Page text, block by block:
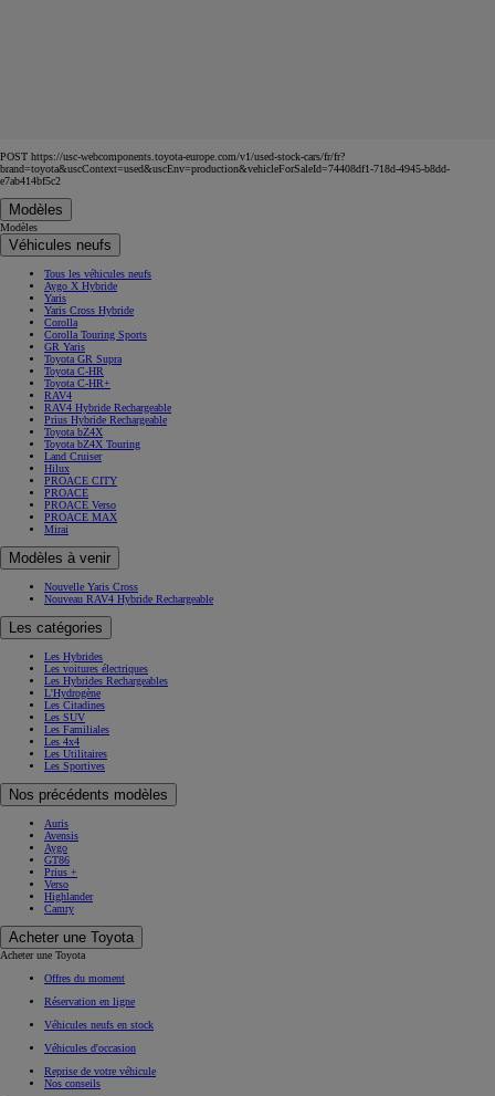
POST https://usc-webcomponents.toyota-europe.com/v1/used-stock-cars/fr/fr?
brand=toyota&uscContext=used&uscEnv=production&vehicleForSaleId=74408df1-718d-4945-b8dd-
e7ab414bf5c2
Modèles
Modèles
Véhicules neufs
Tous les véhicules neufs
Aygo X Hybride
Yaris
Yaris Cross Hybride
Corolla
Corolla Touring Sports
GR Yaris
Toyota GR Supra
Toyota C-HR
Toyota C-HR+
RAV4
RAV4 Hybride Rechargeable
Prius Hybride Rechargeable
Toyota bZ4X
Toyota bZ4X Touring
Land Cruiser
Hilux
PROACE CITY
PROACE
PROACE Verso
PROACE MAX
Mirai
Modèles à venir
Nouvelle Yaris Cross
Nouveau RAV4 Hybride Rechargeable
Les catégories
Les Hybrides
Les voitures électriques
Les Hybrides Rechargeables
L'Hydrogène
Les Citadines
Les SUV
Les Familiales
Les 4x4
Les Utilitaires
Les Sportives
Nos précédents modèles
Auris
Avensis
Aygo
GT86
Prius +
Verso
Highlander
Camry
Acheter une Toyota
Acheter une Toyota
Offres du moment
Réservation en ligne
Véhicules neufs en stock
Véhicules d'occasion
Reprise de votre véhicule
Nos conseils